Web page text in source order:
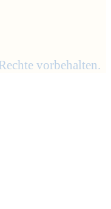
vorbehalten.